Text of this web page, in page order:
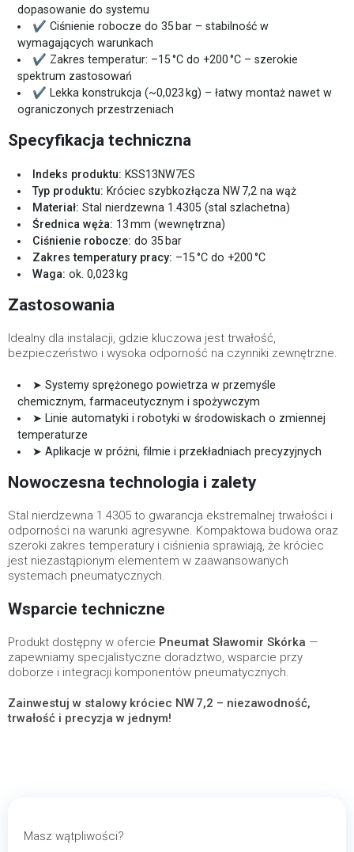
dopasowanie do systemu
✔ Ciśnienie robocze do 35 bar – stabilność w
wymagających warunkach
✔ Zakres temperatur: –15 °C do +200 °C – szerokie
spektrum zastosowań
✔ Lekka konstrukcja (~0,023 kg) – łatwy montaż nawet w
ograniczonych przestrzeniach
Specyfikacja techniczna
Indeks produktu: KSS13NW7ES
Typ produktu: Króciec szybkozłącza NW 7,2 na wąż
Materiał: Stal nierdzewna 1.4305 (stal szlachetna)
Średnica węża: 13 mm (wewnętrzna)
Ciśnienie robocze: do 35 bar
Zakres temperatury pracy: –15 °C do +200 °C
Waga: ok. 0,023 kg
Zastosowania
Idealny dla instalacji, gdzie kluczowa jest trwałość,
bezpieczeństwo i wysoka odporność na czynniki zewnętrzne.
➤ Systemy sprężonego powietrza w przemyśle
chemicznym, farmaceutycznym i spożywczym
➤ Linie automatyki i robotyki w środowiskach o zmiennej
temperaturze
➤ Aplikacje w próżni, filmie i przekładniach precyzyjnych
Nowoczesna technologia i zalety
Stal nierdzewna 1.4305 to gwarancja ekstremalnej trwałości i
odporności na warunki agresywne. Kompaktowa budowa oraz
szeroki zakres temperatury i ciśnienia sprawiają, że króciec
jest niezastąpionym elementem w zaawansowanych
systemach pneumatycznych.
Wsparcie techniczne
Produkt dostępny w ofercie Pneumat Sławomir Skórka —
zapewniamy specjalistyczne doradztwo, wsparcie przy
doborze i integracji komponentów pneumatycznych.
Zainwestuj w stalowy króciec NW 7,2 – niezawodność,
trwałość i precyzja w jednym!
Masz wątpliwości?